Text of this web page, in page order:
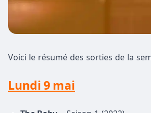
Voici le résumé des sorties de la
Lundi 9 mai